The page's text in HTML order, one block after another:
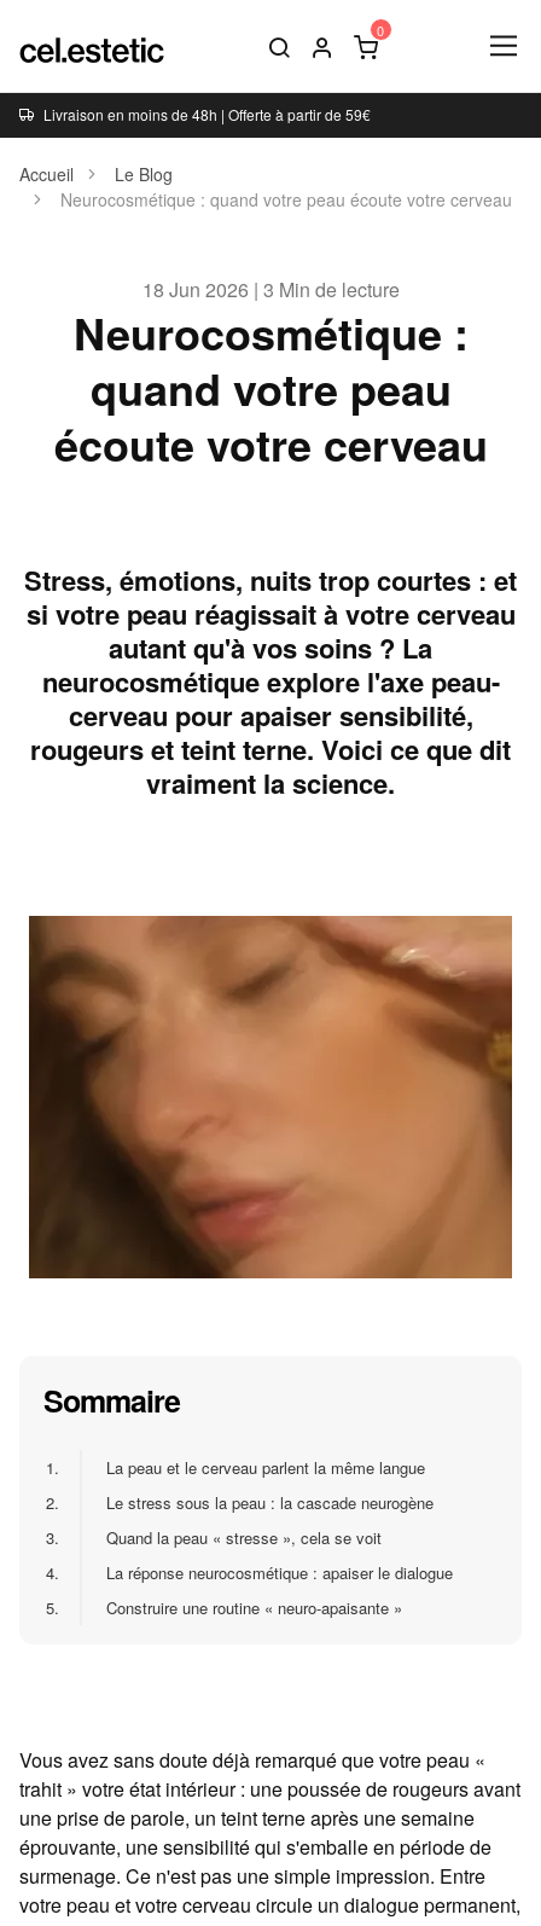
Livraison en moins de 48h | Offerte à partir de 59€
Accueil
Le Blog
Neurocosmétique : quand votre peau écoute votre cerveau
18 Jun 2026 | 3 Min de lecture
Neurocosmétique :
quand votre peau
écoute votre cerveau
Stress, émotions, nuits trop courtes : et
si votre peau réagissait à votre cerveau
autant qu'à vos soins ? La
neurocosmétique explore l'axe peau-
cerveau pour apaiser sensibilité,
rougeurs et teint terne. Voici ce que dit
vraiment la science.
Sommaire
1.
La peau et le cerveau parlent la même langue
2.
Le stress sous la peau : la cascade neurogène
3.
Quand la peau « stresse », cela se voit
4.
La réponse neurocosmétique : apaiser le dialogue
5.
Construire une routine « neuro-apaisante »
Vous avez sans doute déjà remarqué que votre peau «
trahit » votre état intérieur : une poussée de rougeurs avant
une prise de parole, un teint terne après une semaine
éprouvante, une sensibilité qui s'emballe en période de
surmenage. Ce n'est pas une simple impression. Entre
votre peau et votre cerveau circule un dialogue permanent,